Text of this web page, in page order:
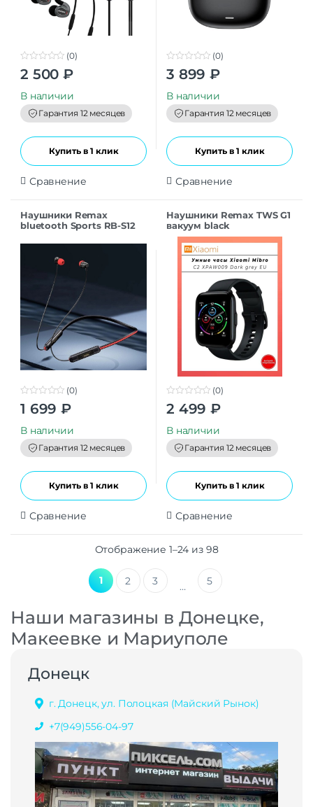
0
o
t
o
f
5
(0)
2 500 ₽
В наличии
Гарантия 12 месяцев
Купить в 1 клик
Сравнение
0
o
t
o
f
5
(0)
3 899 ₽
В наличии
Гарантия 12 месяцев
Купить в 1 клик
Сравнение
Наушники Remax
bluetooth Sports RB-S12
black
0
t
o
f
5
(0)
1 699 ₽
В наличии
Гарантия 12 месяцев
Купить в 1 клик
Сравнение
Наушники Remax TWS G1
вакуум black
0
o
t
o
f
5
(0)
2 499 ₽
В наличии
Гарантия 12 месяцев
Купить в 1 клик
Сравнение
Отображение 1–24 из 98
1 2 3 … 5
Наши магазины в Донецке,
Макеевке и Мариуполе
Донецк
г. Донецк, ул. Полоцкая (Майский Рынок)
+7(949)556-04-97